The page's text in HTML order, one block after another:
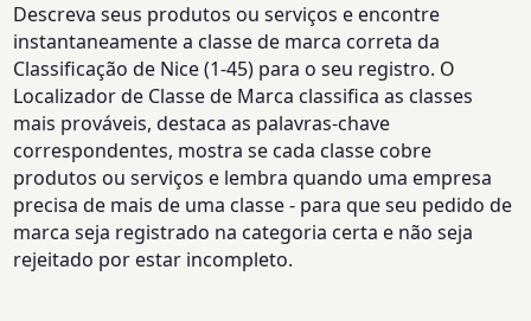
Descreva seus produtos ou serviços e encontre
instantaneamente a classe de marca correta da
Classificação de Nice (1-45) para o seu registro. O
Localizador de Classe de Marca classifica as classes
mais prováveis, destaca as palavras-chave
correspondentes, mostra se cada classe cobre
produtos ou serviços e lembra quando uma empresa
precisa de mais de uma classe - para que seu pedido de
marca seja registrado na categoria certa e não seja
rejeitado por estar incompleto.